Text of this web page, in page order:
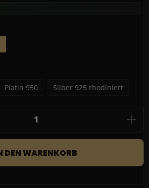
Platin 950 Silber 925 rhodiniert
Gib den gewünschten
DEN WARENKORB